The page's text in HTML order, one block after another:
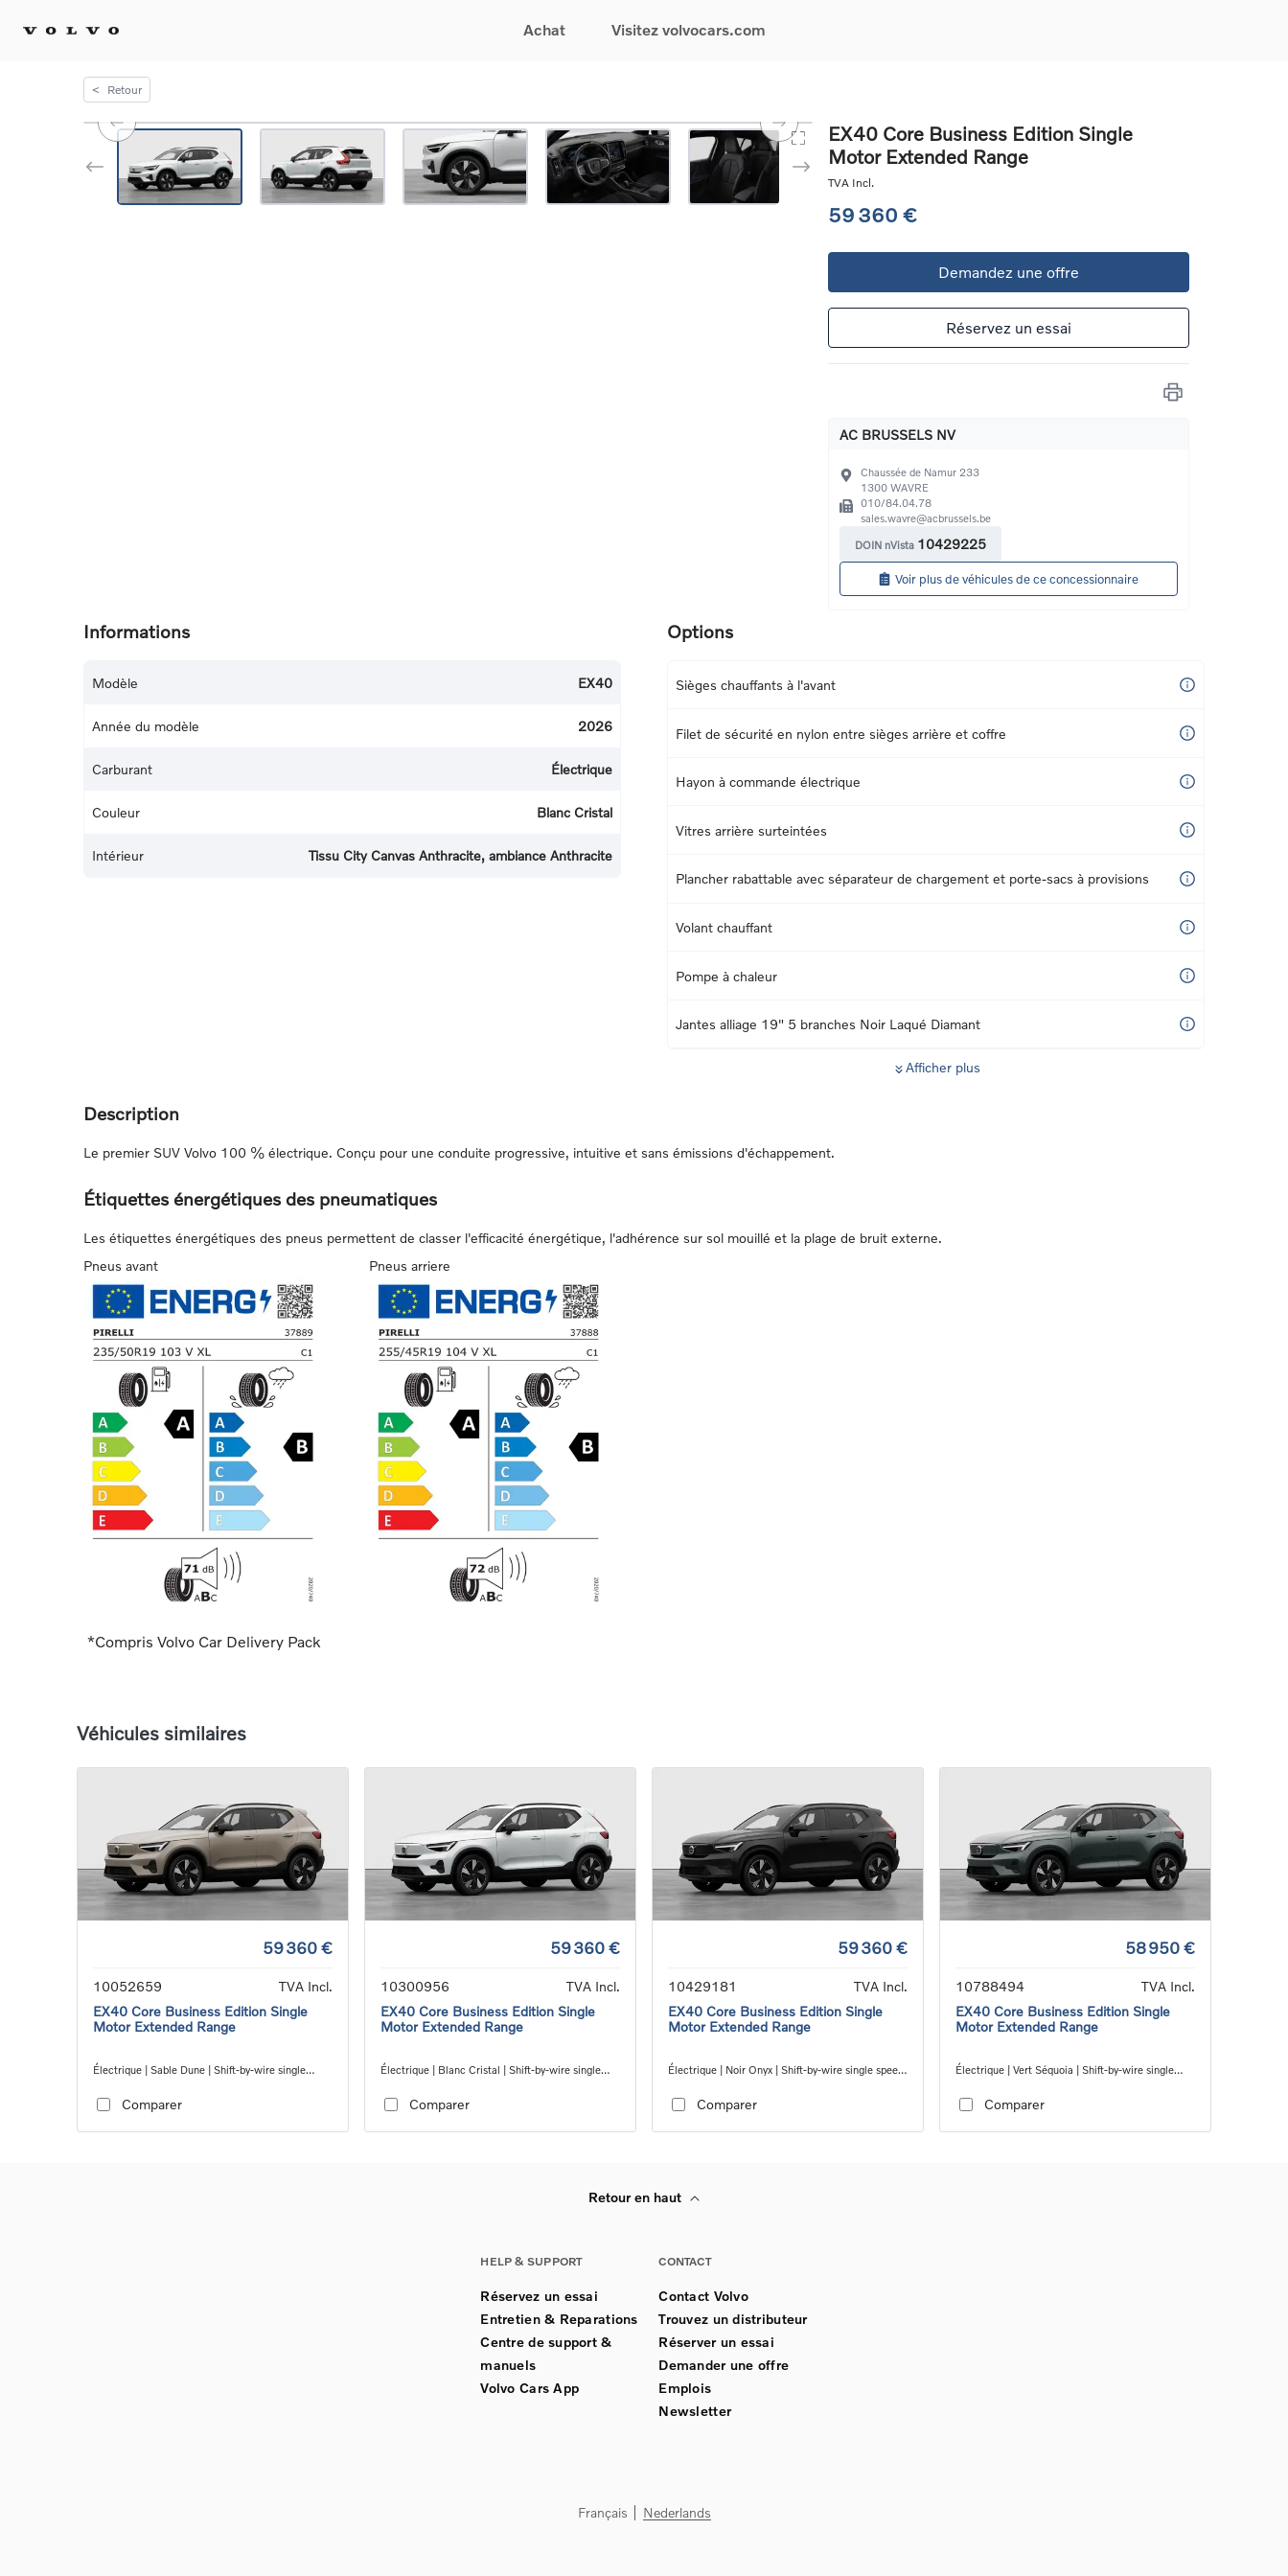
Achat
EX30
EX40
EC40
Voitures électriques
Voitures hybrides
rechargeables
Visitez volvocars.com
Configurez votre voiture
Offres du moment
Voitures d'occasion
Financement
Assurances
Réservez un essai
Entretien & Réparations
Reprise de votre voiture
Service de dépannage
Trouver un distributeur
< Retour
EX40 Core Business Edition Single
Motor Extended Range
TVA Incl.
59 360 €
Demandez une offre
Réservez un essai
AC BRUSSELS NV
Chaussée de Namur 233
1300 WAVRE
010/84.04.78
sales.wavre@acbrussels.be
DOIN nVista 10429225
Voir plus de véhicules de ce concessionnaire
Informations
Modèle EX40
Année du modèle 2026
Carburant Électrique
Couleur Blanc Cristal
Intérieur Tissu City Canvas Anthracite, ambiance Anthracite
Options
Sièges chauffants à l'avant
Filet de sécurité en nylon entre sièges arrière et coffre
Hayon à commande électrique
Vitres arrière surteintées
Plancher rabattable avec séparateur de chargement et porte-sacs à provisions
Volant chauffant
Pompe à chaleur
Jantes alliage 19" 5 branches Noir Laqué Diamant
Afficher plus
Description
Le premier SUV Volvo 100 % électrique. Conçu pour une conduite progressive, intuitive et sans émissions d'échappement.
Étiquettes énergétiques des pneumatiques
Les étiquettes énergétiques des pneus permettent de classer l'efficacité énergétique, l'adhérence sur sol mouillé et la plage de bruit externe.
Pneus avant
Pneus arriere
*Compris Volvo Car Delivery Pack
Véhicules similaires
59 360 €
10052659
TVA Incl.
EX40 Core Business Edition Single
Motor Extended Range
Électrique | Sable Dune | Shift-by-wire single
Comparer
59 360 €
10300956
TVA Incl.
EX40 Core Business Edition Single
Motor Extended Range
Électrique | Blanc Cristal | Shift-by-wire single
Comparer
59 360 €
10429181
TVA Incl.
EX40 Core Business Edition Single
Motor Extended Range
Électrique | Noir Onyx | Shift-by-wire single speed
Comparer
58 950 €
10788494
TVA Incl.
EX40 Core Business Edition Single
Motor Extended Range
Électrique | Vert Séquoia | Shift-by-wire single
Comparer
Retour en haut
HELP & SUPPORT
Réservez un essai
Entretien & Reparations
Centre de support &
manuels
Volvo Cars App
CONTACT
Contact Volvo
Trouvez un distributeur
Réserver un essai
Demander une offre
Emplois
Newsletter
Français Nederlands